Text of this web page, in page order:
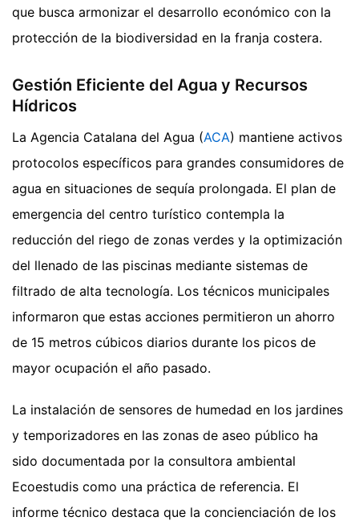
que busca armonizar el desarrollo económico con la
protección de la biodiversidad en la franja costera.
Gestión Eficiente del Agua y Recursos
Hídricos
La Agencia Catalana del Agua (ACA) mantiene activos
protocolos específicos para grandes consumidores de
agua en situaciones de sequía prolongada. El plan de
emergencia del centro turístico contempla la
reducción del riego de zonas verdes y la optimización
del llenado de las piscinas mediante sistemas de
filtrado de alta tecnología. Los técnicos municipales
informaron que estas acciones permitieron un ahorro
de 15 metros cúbicos diarios durante los picos de
mayor ocupación el año pasado.
La instalación de sensores de humedad en los jardines
y temporizadores en las zonas de aseo público ha
sido documentada por la consultora ambiental
Ecoestudis como una práctica de referencia. El
informe técnico destaca que la concienciación de los